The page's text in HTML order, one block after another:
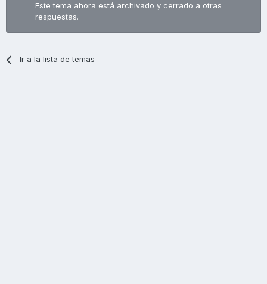
Este tema ahora está archivado y cerrado a otras
respuestas.
Ir a la lista de temas